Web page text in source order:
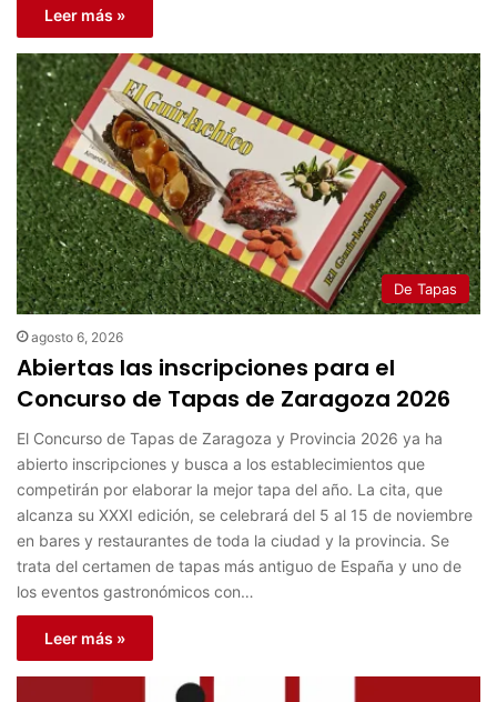
Leer más »
De Tapas
agosto 6, 2026
Abiertas las inscripciones para el
Concurso de Tapas de Zaragoza 2026
El Concurso de Tapas de Zaragoza y Provincia 2026 ya ha
abierto inscripciones y busca a los establecimientos que
competirán por elaborar la mejor tapa del año. La cita, que
alcanza su XXXI edición, se celebrará del 5 al 15 de noviembre
en bares y restaurantes de toda la ciudad y la provincia. Se
trata del certamen de tapas más antiguo de España y uno de
los eventos gastronómicos con…
Leer más »